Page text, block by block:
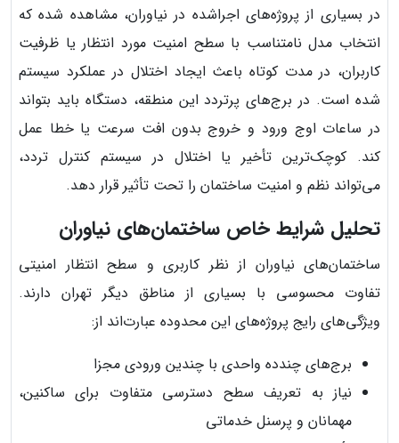
در بسیاری از پروژه‌های اجراشده در نیاوران، مشاهده شده که
انتخاب مدل نامتناسب با سطح امنیت مورد انتظار یا ظرفیت
کاربران، در مدت کوتاه باعث ایجاد اختلال در عملکرد سیستم
شده است. در برج‌های پرتردد این منطقه، دستگاه باید بتواند
در ساعات اوج ورود و خروج بدون افت سرعت یا خطا عمل
کند. کوچک‌ترین تأخیر یا اختلال در سیستم کنترل تردد،
می‌تواند نظم و امنیت ساختمان را تحت تأثیر قرار دهد.
تحلیل شرایط خاص ساختمان‌های نیاوران
ساختمان‌های نیاوران از نظر کاربری و سطح انتظار امنیتی
تفاوت محسوسی با بسیاری از مناطق دیگر تهران دارند.
ویژگی‌های رایج پروژه‌های این محدوده عبارت‌اند از:
برج‌های چندده واحدی با چندین ورودی مجزا
نیاز به تعریف سطح دسترسی متفاوت برای ساکنین،
مهمانان و پرسنل خدماتی